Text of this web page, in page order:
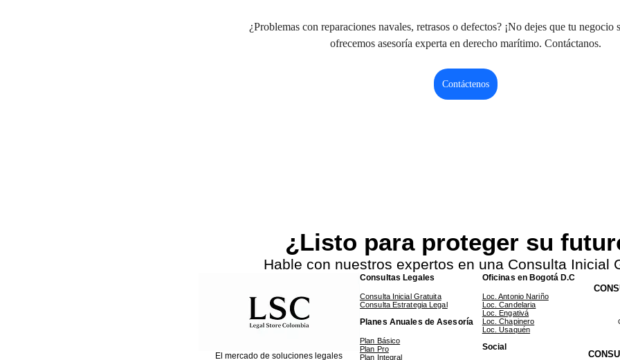
¿Problemas con reparaciones navales, retrasos o defectos? ¡No dejes que tu negocio
ofrecemos asesoría experta en derecho marítimo. Contáctanos.
Contáctenos
¿Listo para proteger su
Hable con nuestros expertos en una Consulta Inicial
El mercado de soluciones legales
Consultas Legales
Consulta Inicial Gratuita
Consulta Estrategia Legal
Planes Anuales de Asesoría
Plan Básico
Plan Pro
Plan Integral
Oficinas en Bogotá D.C
Loc. Antonio Nariño
Loc. Candelaria
Loc. Engativá
Loc. Chapinero
Loc. Usaquén
Social